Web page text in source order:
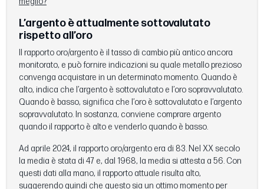
L’argento è attualmente sottovalutato
rispetto all’oro
Il rapporto oro/argento è il tasso di cambio più antico ancora
monitorato, e può fornire indicazioni su quale metallo prezioso
convenga acquistare in un determinato momento. Quando è
alto, indica che l’argento è sottovalutato e l’oro sopravvalutato.
Quando è basso, significa che l’oro è sottovalutato e l’argento
sopravvalutato. In sostanza, conviene comprare argento
quando il rapporto è alto e venderlo quando è basso.
Ad aprile 2024, il rapporto oro/argento era di 83. Nel XX secolo
la media è stata di 47 e, dal 1968, la media si attesta a 56. Con
questi dati alla mano, il rapporto attuale risulta alto,
suggerendo quindi che questo sia un ottimo momento per